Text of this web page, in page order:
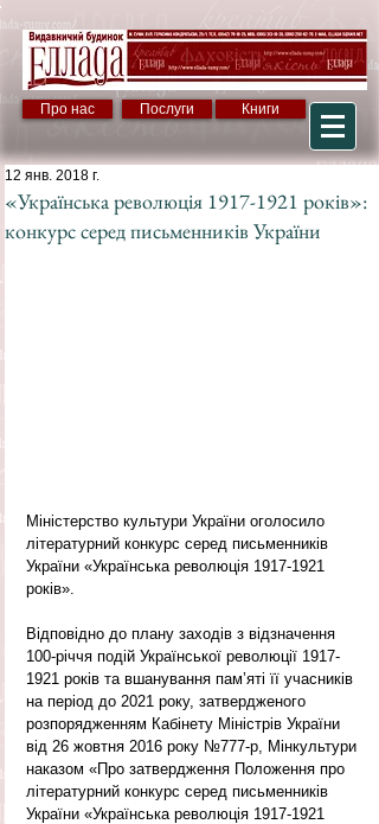
Про нас Послуги Книги
«Українська революція 1917-1921 років»:
конкурс серед письменників України
12 янв. 2018 г.
Міністерство культури України оголосило
літературний конкурс серед письменників
України «Українська революція 1917-1921
років».
Відповідно до плану заходів з відзначення
100-річчя подій Української революції 1917-
1921 років та вшанування пам’яті її учасників
на період до 2021 року, затвердженого
розпорядженням Кабінету Міністрів України
від 26 жовтня 2016 року №777-р, Мінкультури
наказом «Про затвердження Положення про
літературний конкурс серед письменників
України «Українська революція 1917-1921